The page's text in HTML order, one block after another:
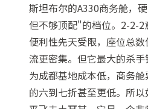
斯坦布尔的A330商务舱，
但不够顶配"的档位。2-2-
便利性先天受限，座位总
流更密集。但它最大的杀
为成都基地成本低，商务
的六到七折甚至更低。所